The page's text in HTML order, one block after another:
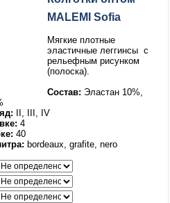
MALEMI Sofia
Мягкие плотные
эластичные леггинсы с
рельефным рисунком
(полоска).
Состав: Эластан 10%,
II, III, IV
4
40
bordeaux, grafite, nero